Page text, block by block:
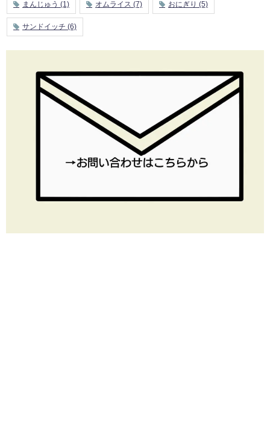
まんじゅう (1) オムライス (7) おにぎり (5)
サンドイッチ (6)